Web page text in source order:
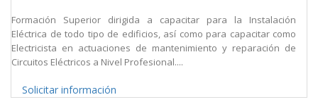
Formación Superior dirigida a capacitar para la Instalación
Eléctrica de todo tipo de edificios, así como para capacitar como
Electricista en actuaciones de mantenimiento y reparación de
Circuitos Eléctricos a Nivel Profesional....
Solicitar información